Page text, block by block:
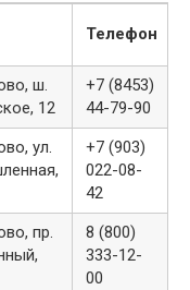
Телефон
ш.
12
+7 (8453)
44-79-90
ул.
+7 (903)
022-08-
42
пр.
8 (800)
333-12-
00